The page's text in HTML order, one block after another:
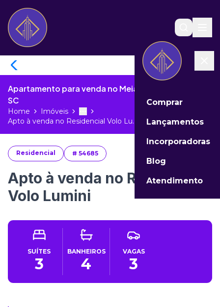
Comprar
Lançamentos
Incorporadoras
Blog
Atendimento
Apartamento para venda no Meia Praia de Itapema -
SC
Home Imóveis More
Toggle menu
Apto à venda no Residencial Volo Lu...
Residencial # 54685
Apto à venda no Residencial
Volo Lumini
SUÍTES
3
BANHEIROS
4
VAGAS
3